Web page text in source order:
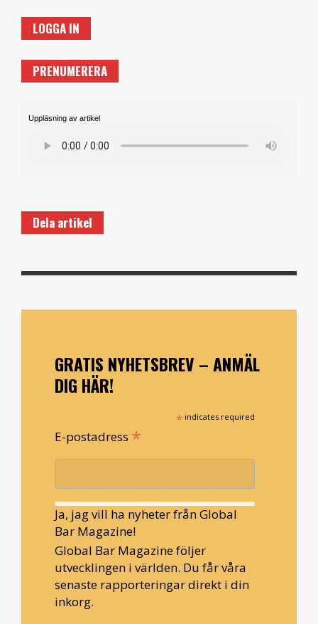
LOGGA IN
PRENUMERERA
Uppläsning av artikel
Dela artikel
GRATIS NYHETSBREV – ANMÄL
DIG HÄR!
* indicates required
E-postadress *
Ja, jag vill ha nyheter från Global
Bar Magazine!
Global Bar Magazine följer
utvecklingen i världen. Du får våra
senaste rapporteringar direkt i din
inkorg.